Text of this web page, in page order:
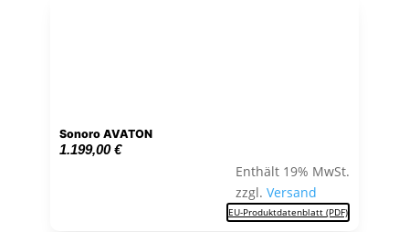
Sonoro AVATON
1.199,00€
Enthält 19% MwSt.
zzgl.Versand
EU-Produktdatenblatt (PDF)